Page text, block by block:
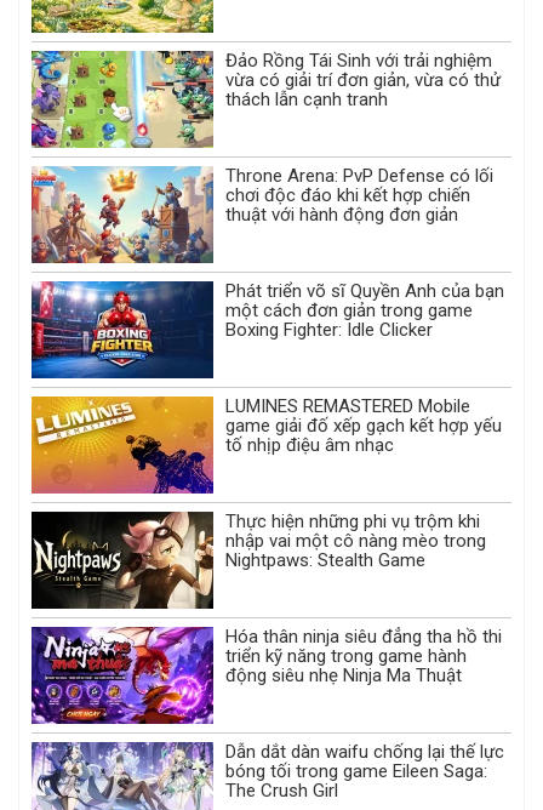
Đảo Rồng Tái Sinh với trải nghiệm
vừa có giải trí đơn giản, vừa có thử
thách lẫn cạnh tranh
Throne Arena: PvP Defense có lối
chơi độc đáo khi kết hợp chiến
thuật với hành động đơn giản
Phát triển võ sĩ Quyền Anh của bạn
một cách đơn giản trong game
Boxing Fighter: Idle Clicker
LUMINES REMASTERED Mobile
game giải đố xếp gạch kết hợp yếu
tố nhịp điệu âm nhạc
Thực hiện những phi vụ trộm khi
nhập vai một cô nàng mèo trong
Nightpaws: Stealth Game
Hóa thân ninja siêu đẳng tha hồ thi
triển kỹ năng trong game hành
động siêu nhẹ Ninja Ma Thuật
Dẫn dắt dàn waifu chống lại thế lực
bóng tối trong game Eileen Saga:
The Crush Girl